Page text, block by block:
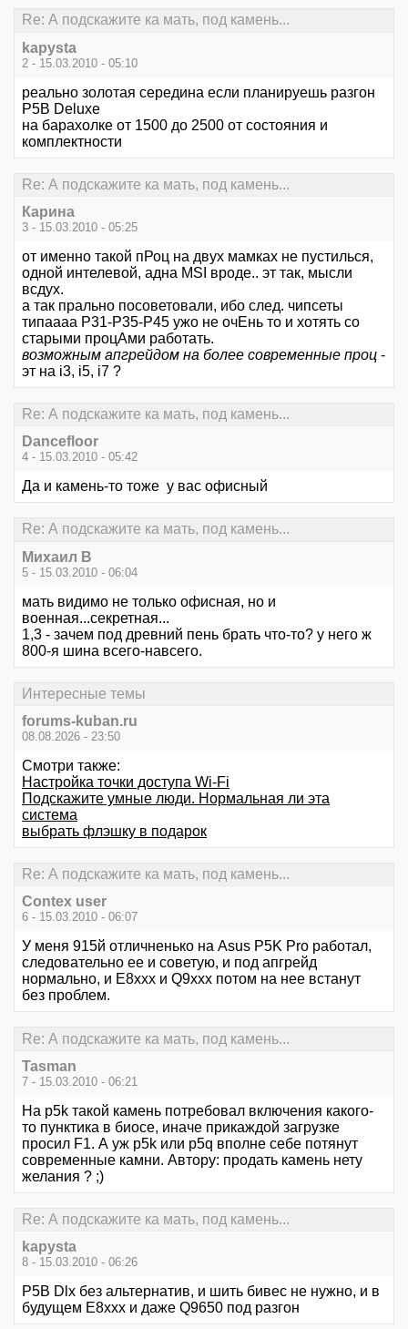
Re: А подскажите ка мать, под камень...
kapysta
2 - 15.03.2010 - 05:10
реально золотая середина если планируешь разгон
P5B Deluxe
на барахолке от 1500 до 2500 от состояния и
комплектности
Re: А подскажите ка мать, под камень...
Карина
3 - 15.03.2010 - 05:25
от именно такой пРоц на двух мамках не пустилься,
одной интелевой, адна MSI вроде.. эт так, мысли
всдух.
а так прально посоветовали, ибо след. чипсеты
типаааа Р31-Р35-Р45 ужо не очЕнь то и хотять со
старыми процАми работать.
возможным апгрейдом на более современные проц -
эт на i3, i5, i7 ?
Re: А подскажите ка мать, под камень...
Dancefloor
4 - 15.03.2010 - 05:42
Да и камень-то тоже у вас офисный
Re: А подскажите ка мать, под камень...
Михаил В
5 - 15.03.2010 - 06:04
мать видимо не только офисная, но и
военная...секретная...
1,3 - зачем под древний пень брать что-то? у него ж
800-я шина всего-навсего.
Интересные темы
forums-kuban.ru
08.08.2026 - 23:50
Смотри также:
Настройка точки доступа Wi-Fi
Подскажите умные люди. Нормальная ли эта
система
выбрать флэшку в подарок
Re: А подскажите ка мать, под камень...
Contex user
6 - 15.03.2010 - 06:07
У меня 915й отличненько на Asus P5K Pro работал,
следовательно ее и советую, и под апгрейд
нормально, и E8xxx и Q9xxx потом на нее встанут
без проблем.
Re: А подскажите ка мать, под камень...
Tasman
7 - 15.03.2010 - 06:21
На p5k такой камень потребовал включения какого-
то пунктика в биосе, иначе прикаждой загрузке
просил F1. А уж p5k или p5q вполне себе потянут
современные камни. Автору: продать камень нету
желания ? ;)
Re: А подскажите ка мать, под камень...
kapysta
8 - 15.03.2010 - 06:26
P5B Dlx без альтернатив, и шить бивес не нужно, и в
будущем Е8ххх и даже Q9650 под разгон